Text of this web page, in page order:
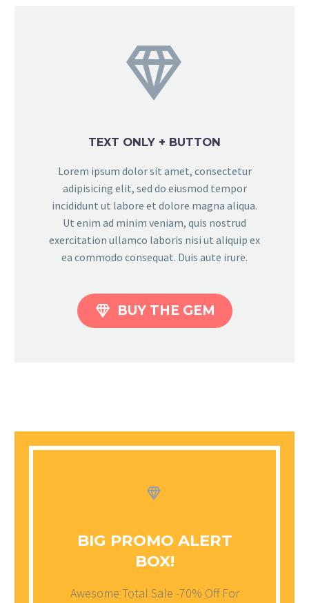


TEXT ONLY + BUTTON
Lorem ipsum dolor sit amet, consectetur
adipisicing elit, sed do eiusmod tempor
incididunt ut labore et dolore magna aliqua.
Ut enim ad minim veniam, quis nostrud
exercitation ullamco laboris nisi ut aliquip ex
ea commodo consequat. Duis aute irure.
 BUY THE GEM


BIG PROMO ALERT
BOX!
Awesome Total Sale -70% Off For